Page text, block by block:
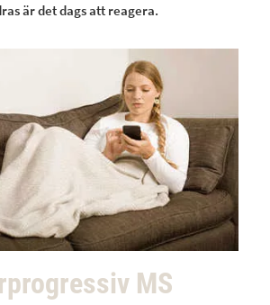
är det dags att reagera.
MS